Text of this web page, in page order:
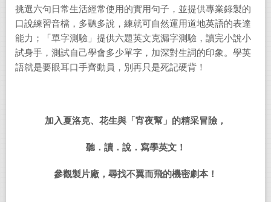
挑選六句日常生活經常使用的實用句子，並提供專業錄製的
口說練習音檔，多聽多說，練就可自然運用道地英語的表達
能力；「單字測驗」提供六題英文克漏字測驗，讀完小說小
試身手，測試自己學會多少單字，加深對生詞的印象。學英
語就是要眼耳口手齊動員，別再只是死記硬背！
加入夏洛克、花生與「宵夜幫」的精采冒險，
聽．讀．說．寫學英文！
參觀製片廠，尋找不翼而飛的機密劇本！